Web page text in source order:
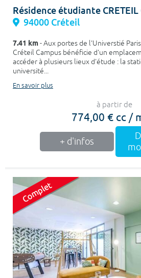
Résidence étudiante CRETEIL
94000 Créteil
7.41 km- Aux portes de l'Universtié
Créteil Campus bénéficie d'un
accéder à plusieurs lieux d'étude : la
université...
En savoir plus
à partir de
774,00 € cc /
+ d'infos